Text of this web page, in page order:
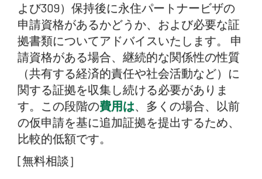
よび309）保持後に永住パートナービザの
申請資格があるかどうか、および必要な証
拠書類についてアドバイスいたします。 申
請資格がある場合、継続的な関係性の性質
（共有する経済的責任や社会活動など）に
関する証拠を収集し続ける必要がありま
す。この段階の費用は、多くの場合、以前
の仮申請を基に追加証拠を提出するため、
比較的低額です。
[無料相談］